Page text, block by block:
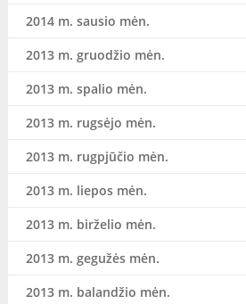
2014 m. sausio mėn.
2013 m. gruodžio mėn.
2013 m. spalio mėn.
2013 m. rugsėjo mėn.
2013 m. rugpjūčio mėn.
2013 m. liepos mėn.
2013 m. birželio mėn.
2013 m. gegužės mėn.
2013 m. balandžio mėn.